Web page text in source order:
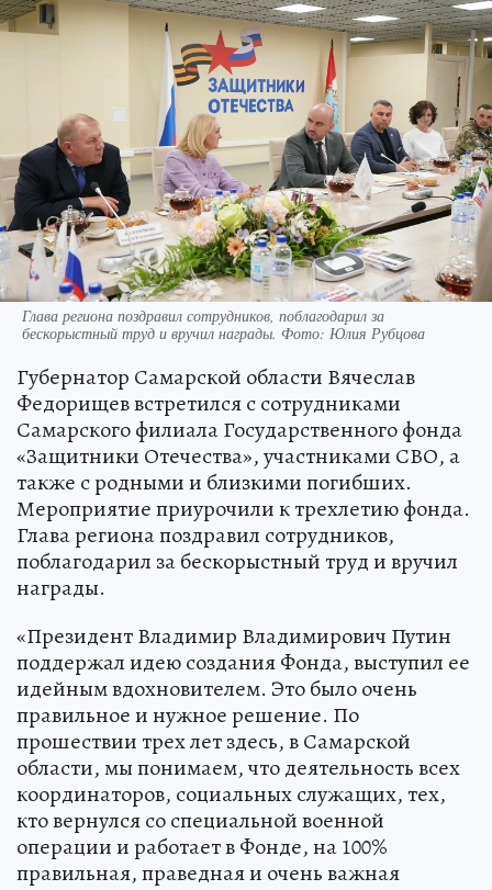
Глава региона поздравил сотрудников, поблагодарил за
бескорыстный труд и вручил награды. Фото: Юлия Рубцова
Губернатор Самарской области Вячеслав
Федорищев встретился с сотрудниками
Самарского филиала Государственного фонда
«Защитники Отечества», участниками СВО, а
также с родными и близкими погибших.
Мероприятие приурочили к трехлетию фонда.
Глава региона поздравил сотрудников,
поблагодарил за бескорыстный труд и вручил
награды.
«Президент Владимир Владимирович Путин
поддержал идею создания Фонда, выступил ее
идейным вдохновителем. Это было очень
правильное и нужное решение. По
прошествии трех лет здесь, в Самарской
области, мы понимаем, что деятельность всех
координаторов, социальных служащих, тех,
кто вернулся со специальной военной
операции и работает в Фонде, на 100%
правильная, праведная и очень важная